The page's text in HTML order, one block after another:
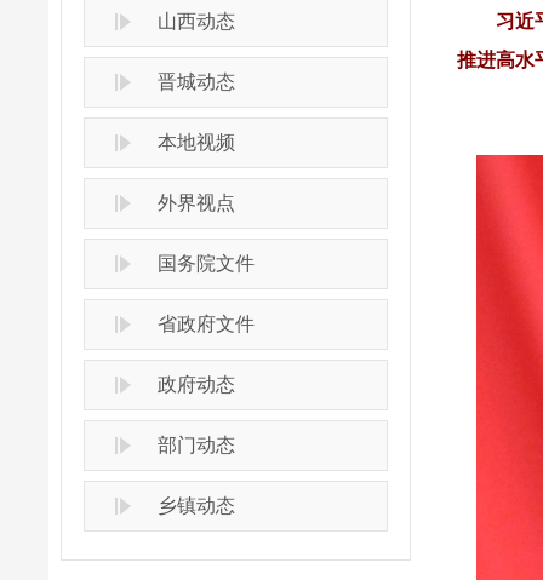
山西动态
晋城动态
本地视频
外界视点
国务院文件
省政府文件
政府动态
部门动态
乡镇动态
习近
推进高水